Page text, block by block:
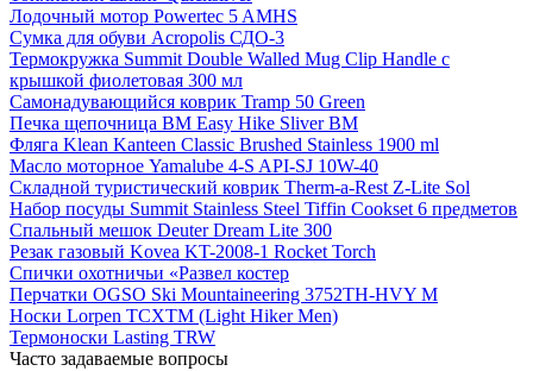
Лодочный мотор Powertec 5 AMHS
Сумка для обуви Acropolis СДО-3
Термокружка Summit Double Walled Mug Clip Handle с
крышкой фиолетовая 300 мл
Самонадувающийся коврик Tramp 50 Green
Печка щепочница BM Easy Hike Sliver BM
Фляга Klean Kanteen Classic Brushed Stainless 1900 ml
Масло моторное Yamalube 4-S API-SJ 10W-40
Складной туристический коврик Therm-a-Rest Z-Lite Sol
Набор посуды Summit Stainless Steel Tiffin Cookset 6 предметов
Спальный мешок Deuter Dream Lite 300
Резак газовый Kovea KT-2008-1 Rocket Torch
Спички охотничьи «Развел костер
Перчатки OGSO Ski Mountaineering 3752TH-HVY M
Носки Lorpen TCXTM (Light Hiker Men)
Термоноски Lasting TRW
Часто задаваемые вопросы